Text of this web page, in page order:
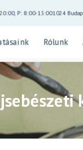
P: 8:00-15:001024
Rólunk